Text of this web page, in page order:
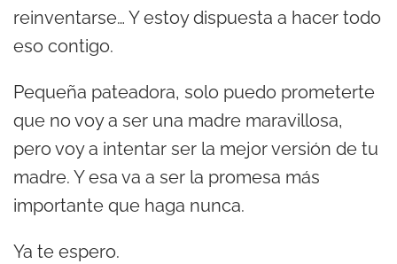
reinventarse… Y estoy dispuesta a hacer todo
eso contigo.
Pequeña pateadora, solo puedo prometerte
que no voy a ser una madre maravillosa,
pero voy a intentar ser la mejor versión de tu
madre. Y esa va a ser la promesa más
importante que haga nunca.
Ya te espero.